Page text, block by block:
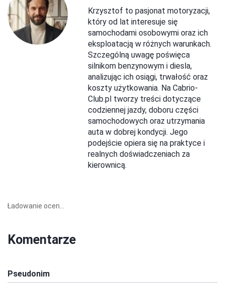
Krzysztof to pasjonat motoryzacji,
który od lat interesuje się
samochodami osobowymi oraz ich
eksploatacją w różnych warunkach.
Szczególną uwagę poświęca
silnikom benzynowym i diesla,
analizując ich osiągi, trwałość oraz
koszty użytkowania. Na Cabrio-
Club.pl tworzy treści dotyczące
codziennej jazdy, doboru części
samochodowych oraz utrzymania
auta w dobrej kondycji. Jego
podejście opiera się na praktyce i
realnych doświadczeniach za
kierownicą.
Ładowanie ocen...
Komentarze
Pseudonim